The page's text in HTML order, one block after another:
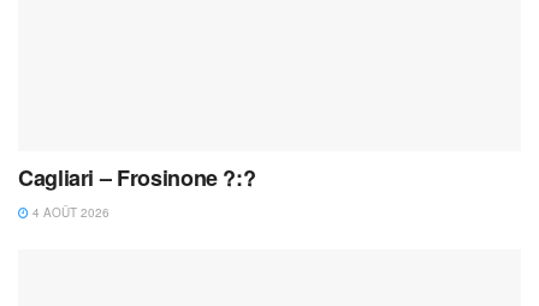
Cagliari – Frosinone ?:?
4 AOÛT 2026